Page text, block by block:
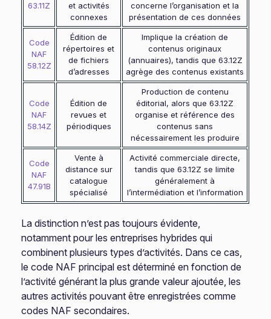
63.11Z
et activités
connexes
concerne l’organisation et la
présentation de ces données
Code
NAF
58.12Z
Édition de
répertoires et
de fichiers
d’adresses
Implique la création de
contenus originaux
(annuaires), tandis que 63.12Z
agrège des contenus existants
Code
NAF
58.14Z
Édition de
revues et
périodiques
Production de contenu
éditorial, alors que 63.12Z
organise et référence des
contenus sans
nécessairement les produire
Code
NAF
47.91B
Vente à
distance sur
catalogue
spécialisé
Activité commerciale directe,
tandis que 63.12Z se limite
généralement à
l’intermédiation et l’information
La distinction n’est pas toujours évidente,
notamment pour les entreprises hybrides qui
combinent plusieurs types d’activités. Dans ce cas,
le code NAF principal est déterminé en fonction de
l’activité générant la plus grande valeur ajoutée, les
autres activités pouvant être enregistrées comme
codes NAF secondaires.